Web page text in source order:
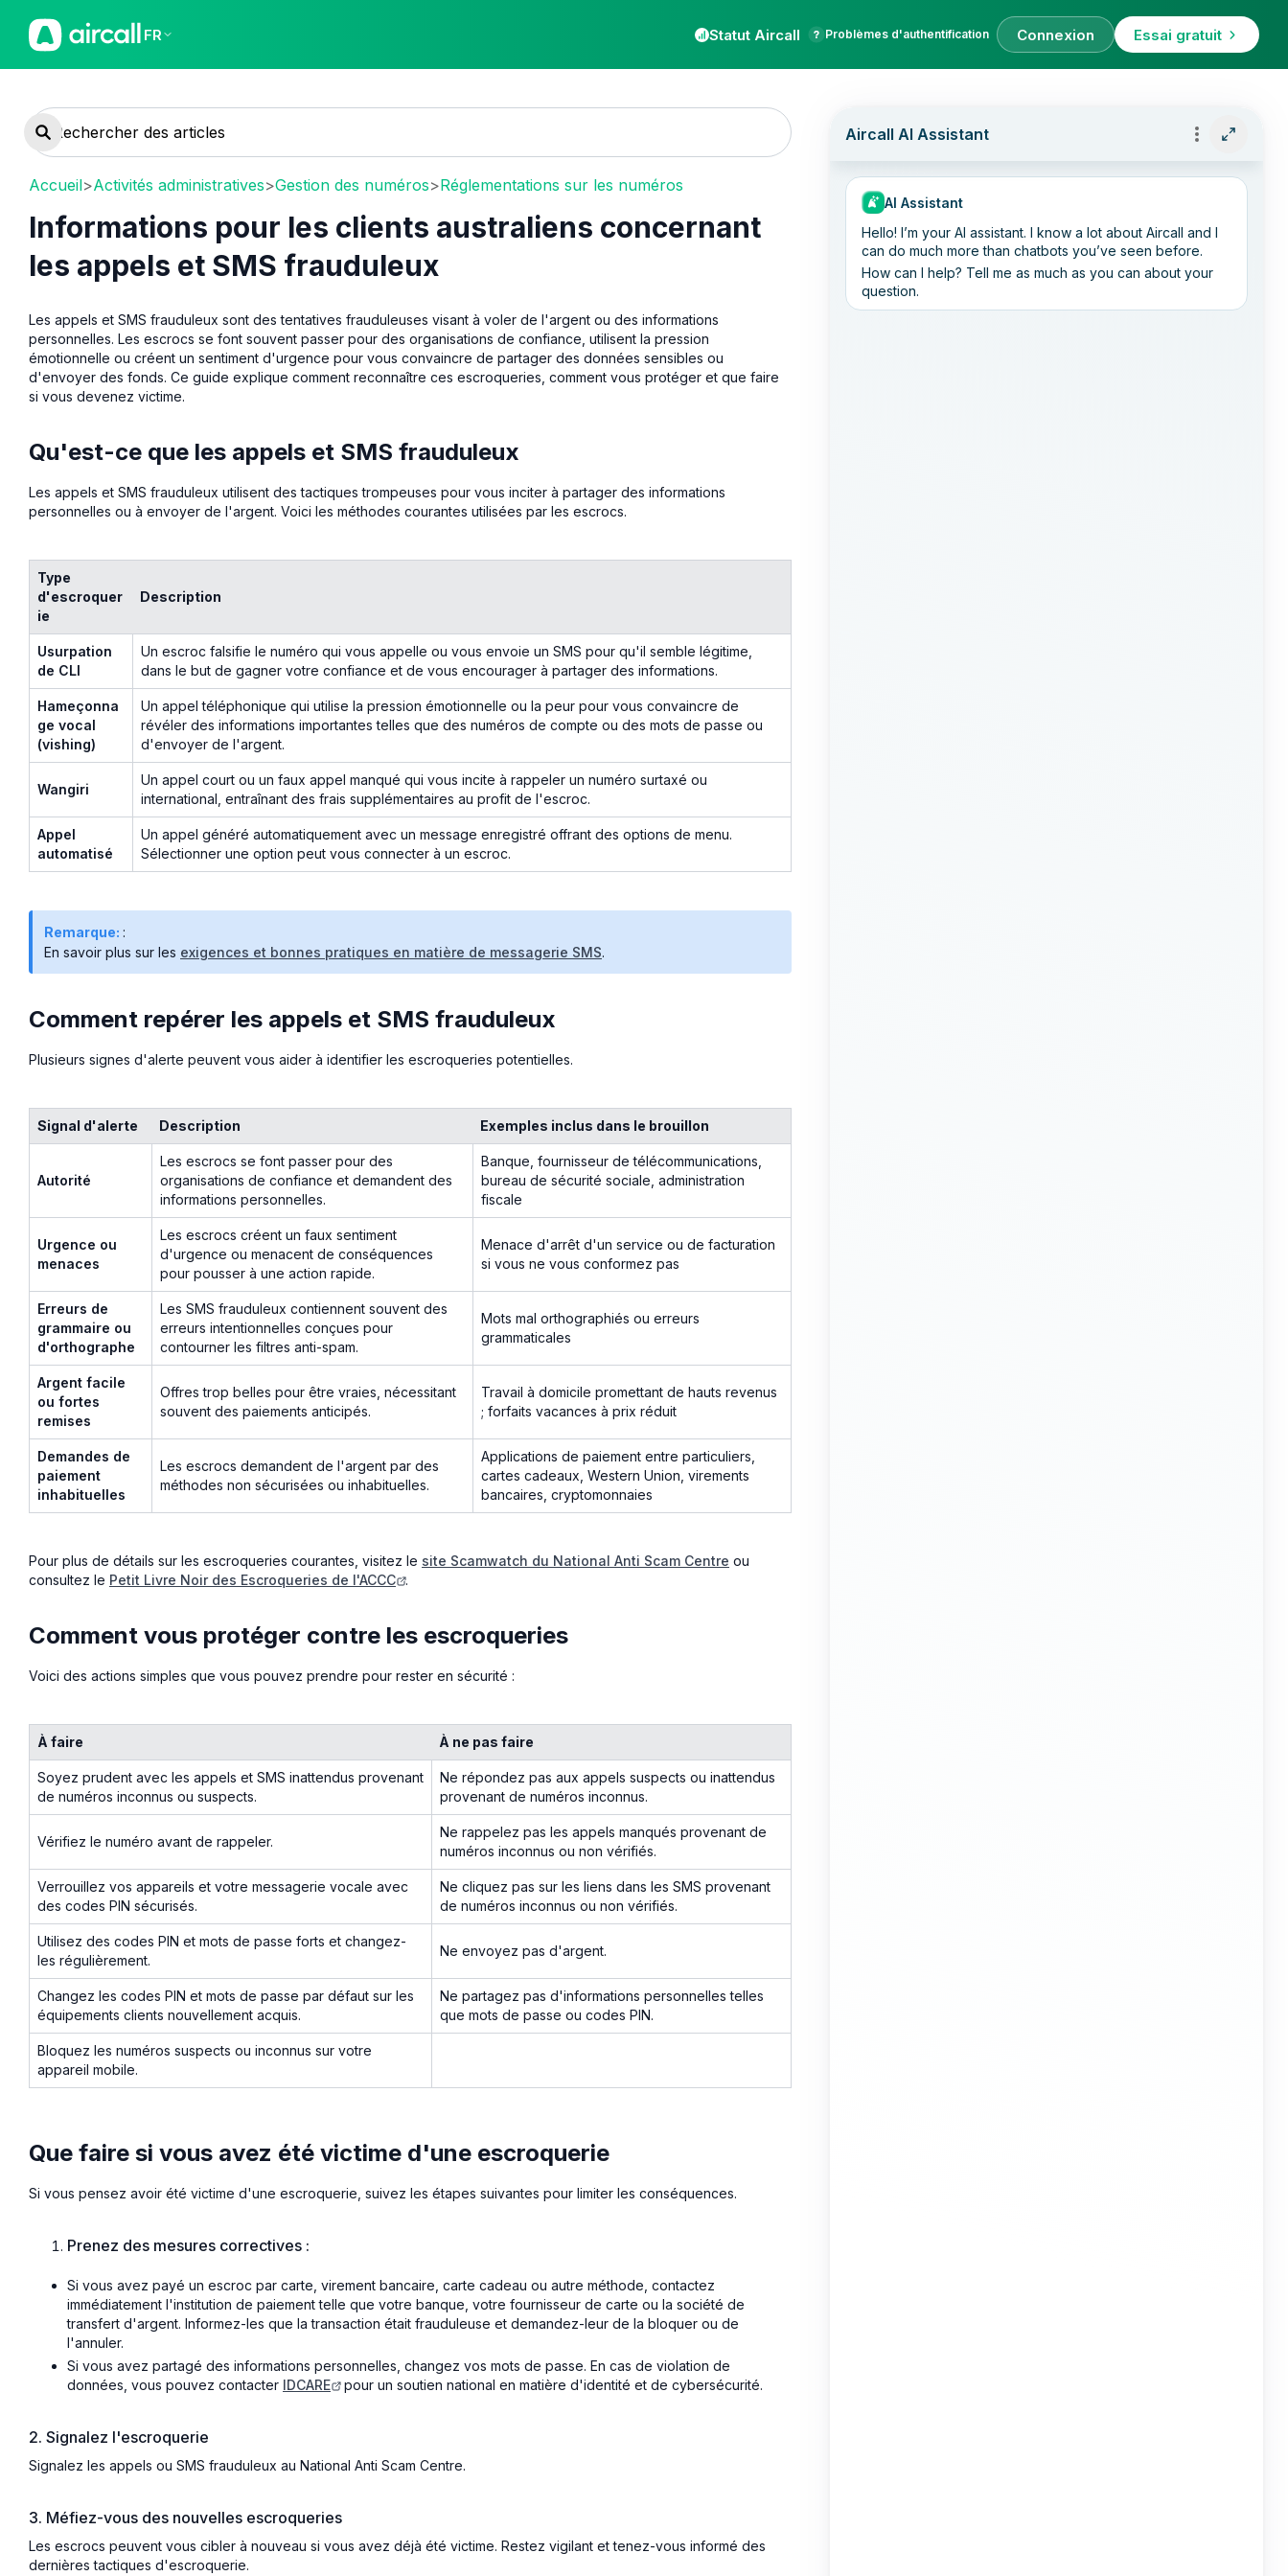
FR Statut Aircall Problèmes d'authentification Connexion Essai gratuit
Accueil>Activités administratives>Gestion des numéros>Réglementations sur les numéros
Informations pour les clients australiens concernant
les appels et SMS frauduleux
Les appels et SMS frauduleux sont des tentatives frauduleuses visant à voler de l'argent ou des informations
personnelles. Les escrocs se font souvent passer pour des organisations de confiance, utilisent la pression
émotionnelle ou créent un sentiment d'urgence pour vous convaincre de partager des données sensibles ou
d'envoyer des fonds. Ce guide explique comment reconnaître ces escroqueries, comment vous protéger et que faire
si vous devenez victime.
Qu'est-ce que les appels et SMS frauduleux
Les appels et SMS frauduleux utilisent des tactiques trompeuses pour vous inciter à partager des informations
personnelles ou à envoyer de l'argent. Voici les méthodes courantes utilisées par les escrocs.
Type
d'escroquer
ie
Description
Usurpation
de CLI
Un escroc falsifie le numéro qui vous appelle ou vous envoie un SMS pour qu'il semble légitime,
dans le but de gagner votre confiance et de vous encourager à partager des informations.
Hameçonna
ge vocal
(vishing)
Un appel téléphonique qui utilise la pression émotionnelle ou la peur pour vous convaincre de
révéler des informations importantes telles que des numéros de compte ou des mots de passe ou
d'envoyer de l'argent.
Wangiri
Un appel court ou un faux appel manqué qui vous incite à rappeler un numéro surtaxé ou
international, entraînant des frais supplémentaires au profit de l'escroc.
Appel
automatisé
Un appel généré automatiquement avec un message enregistré offrant des options de menu.
Sélectionner une option peut vous connecter à un escroc.
Remarque: :
En savoir plus sur les exigences et bonnes pratiques en matière de messagerie SMS.
Comment repérer les appels et SMS frauduleux
Plusieurs signes d'alerte peuvent vous aider à identifier les escroqueries potentielles.
Signal d'alerte Description Exemples inclus dans le brouillon
Autorité
Les escrocs se font passer pour des
organisations de confiance et demandent des
informations personnelles.
Banque, fournisseur de télécommunications,
bureau de sécurité sociale, administration
fiscale
Urgence ou
menaces
Les escrocs créent un faux sentiment
d'urgence ou menacent de conséquences
pour pousser à une action rapide.
Menace d'arrêt d'un service ou de facturation
si vous ne vous conformez pas
Erreurs de
grammaire ou
d'orthographe
Les SMS frauduleux contiennent souvent des
erreurs intentionnelles conçues pour
contourner les filtres anti-spam.
Mots mal orthographiés ou erreurs
grammaticales
Argent facile
ou fortes
remises
Offres trop belles pour être vraies, nécessitant
souvent des paiements anticipés.
Travail à domicile promettant de hauts revenus
; forfaits vacances à prix réduit
Demandes de
paiement
inhabituelles
Les escrocs demandent de l'argent par des
méthodes non sécurisées ou inhabituelles.
Applications de paiement entre particuliers,
cartes cadeaux, Western Union, virements
bancaires, cryptomonnaies
Pour plus de détails sur les escroqueries courantes, visitez le site Scamwatch du National Anti Scam Centre ou
consultez le Petit Livre Noir des Escroqueries de l'ACCC .
Comment vous protéger contre les escroqueries
Voici des actions simples que vous pouvez prendre pour rester en sécurité :
À faire À ne pas faire
Soyez prudent avec les appels et SMS inattendus provenant
de numéros inconnus ou suspects.
Ne répondez pas aux appels suspects ou inattendus
provenant de numéros inconnus.
Vérifiez le numéro avant de rappeler.
Ne rappelez pas les appels manqués provenant de
numéros inconnus ou non vérifiés.
Verrouillez vos appareils et votre messagerie vocale avec
des codes PIN sécurisés.
Ne cliquez pas sur les liens dans les SMS provenant
de numéros inconnus ou non vérifiés.
Utilisez des codes PIN et mots de passe forts et changez-
les régulièrement.
Ne envoyez pas d'argent.
Changez les codes PIN et mots de passe par défaut sur les
équipements clients nouvellement acquis.
Ne partagez pas d'informations personnelles telles
que mots de passe ou codes PIN.
Bloquez les numéros suspects ou inconnus sur votre
appareil mobile.
Que faire si vous avez été victime d'une escroquerie
Si vous pensez avoir été victime d'une escroquerie, suivez les étapes suivantes pour limiter les conséquences.
Prenez des mesures correctives :
Si vous avez payé un escroc par carte, virement bancaire, carte cadeau ou autre méthode, contactez
immédiatement l'institution de paiement telle que votre banque, votre fournisseur de carte ou la société de
transfert d'argent. Informez-les que la transaction était frauduleuse et demandez-leur de la bloquer ou de
l'annuler.
Si vous avez partagé des informations personnelles, changez vos mots de passe. En cas de violation de
données, vous pouvez contacter IDCARE pour un soutien national en matière d'identité et de cybersécurité.
2. Signalez l'escroquerie
Signalez les appels ou SMS frauduleux au National Anti Scam Centre.
3. Méfiez-vous des nouvelles escroqueries
Les escrocs peuvent vous cibler à nouveau si vous avez déjà été victime. Restez vigilant et tenez-vous informé des
dernières tactiques d'escroquerie.